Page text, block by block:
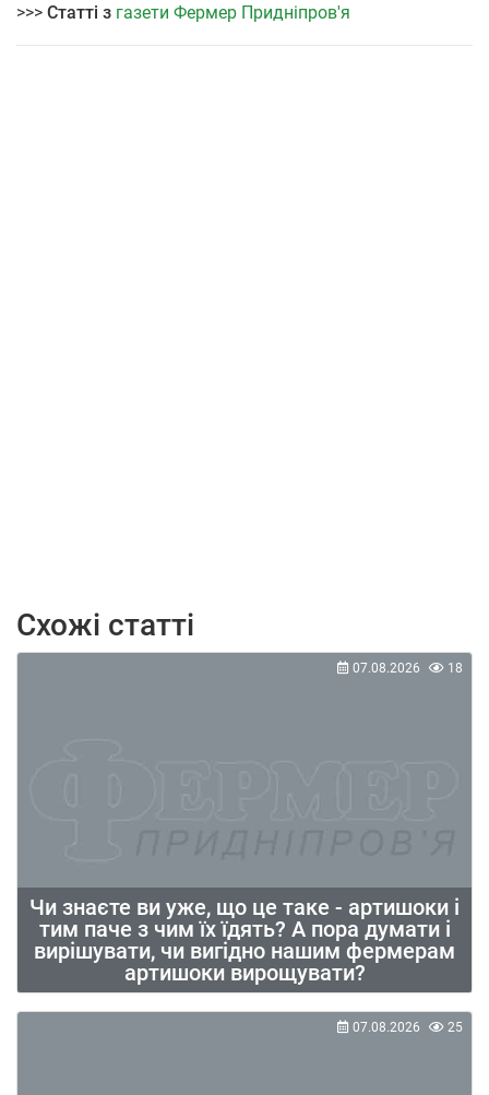
>>> Статті з газети Фермер Придніпров'я
Схожі статті
Чи знаєте ви уже, що це таке - артишоки і
тим паче з чим їх їдять? А пора думати і
вирішувати, чи вигідно нашим фермерам
артишоки вирощувати?
07.08.2026 18
07.08.2026 25